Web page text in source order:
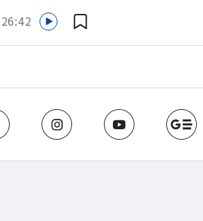
以上為 Firstory Podcast 廣告 —— 如果
資產管理中心」政策、高雄專區成立滿
見ON AIR》邀請到遠見資深主編廖君雅
一週年！如何打造在地財富生態系？ 主
關注《遠見》更多的社群： LINE：
Hosting
26:42